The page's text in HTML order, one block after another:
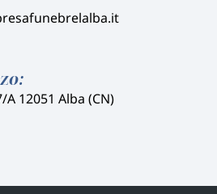
A 12051 Alba (CN)